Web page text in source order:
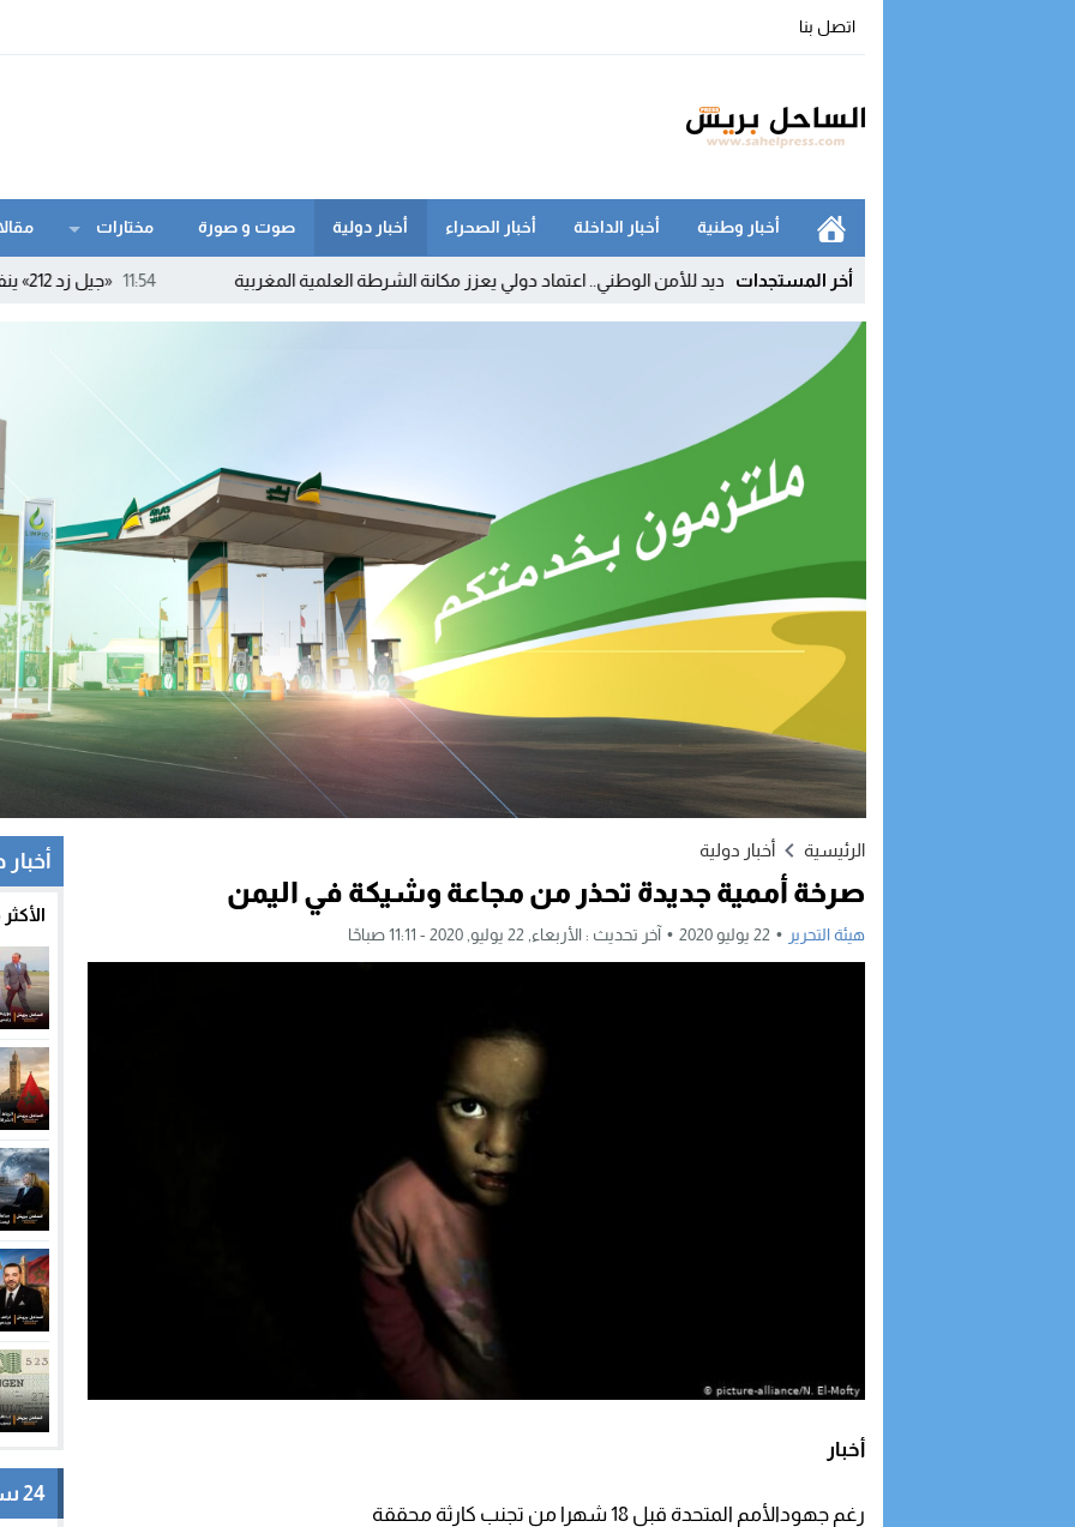
اتصل بنا
أخبار وطنية أخبار الداخلة أخبار الصحراء أخبار دولية صوت و صورة مختارات
أخر المستجدات 11:54 «جيل زد 212» ينفي الدعوة إلى أي احتجاجات ويحذر من بلاغات ومنشورات مفبركة إنجاز جديد للأمن الوطني.. اعتماد دولي يعزز مكانة الشرطة العلمية المغربية
الرئيسية أخبار دولية
صرخة أممية جديدة تحذر من مجاعة وشيكة في اليمن
هيئة التحرير 22 يوليو 2020 آخر تحديث : الأربعاء, 22 يوليو, 2020 - 11:11 صباحًا
أخبار
رغم جهودالأمم المتحدة قبل 18 شهرا من تجنب كارثة محققة
أخبار
24 ساعة